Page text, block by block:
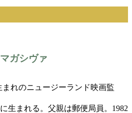
ガシヴァ
れのニュージーランド映画監
生まれる。父親は郵便局員。1982